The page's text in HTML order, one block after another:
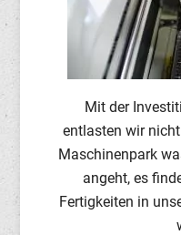
Mit der
entlasten wir
Maschinenpark
angeht, es
Fertigkeiten in